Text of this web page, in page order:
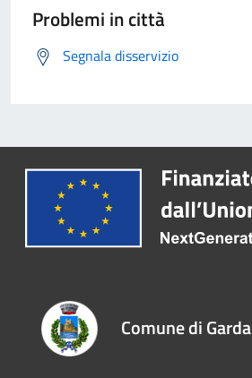
Problemi in città
Segnala disservizio
Comune di Garda